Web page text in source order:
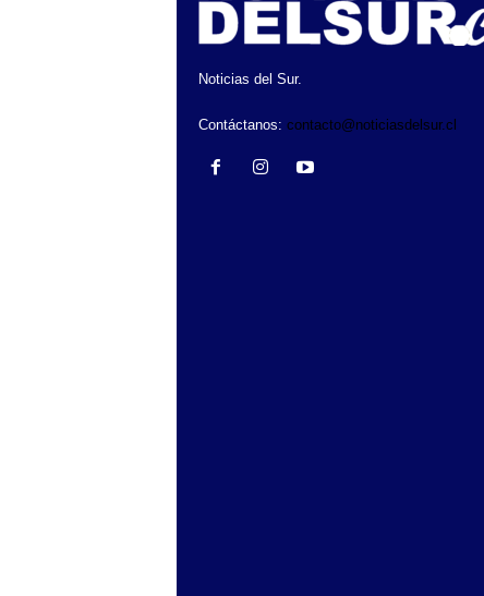
Noticias del Sur.
Contáctanos: contacto@noticiasdelsur.cl